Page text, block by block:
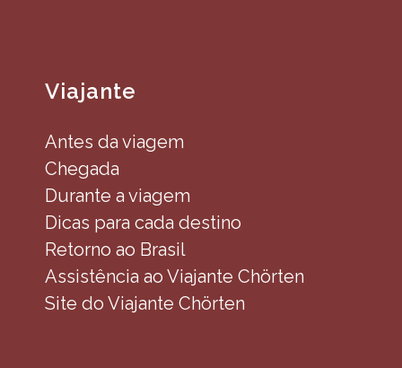
Viajante
Antes da viagem
Chegada
Durante a viagem
Dicas para cada destino
Retorno ao Brasil
Assistência ao Viajante Chörten
Site do Viajante Chörten